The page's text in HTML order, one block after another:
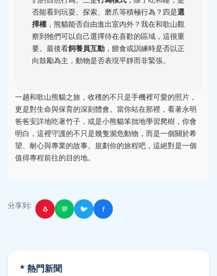
否能看到玩耍、探索、磨爪等積極行為？四是選
擇權 ，熊貓能否自由進出室內外？我在和歌山觀
察到牠們可以自己選擇待在喜歡的區域，這很重
要。最後看飼養員互動 ，餵食或訓練時是否以正
向鼓勵為主，動物是否表現平靜而非緊張。
一趟和歌山熊貓之旅，收穫的不只是手機裡可愛的照片，
更是對生命與保育的深刻體會。當你站在那裡，看著永明
爸爸安詳地吃著竹子，或是小熊貓笨拙地學習爬樹，你會
明白，這裡守護的不只是幾隻瀕危動物，而是一個關於希
望、耐心與專業的故事。規劃你的旅程吧，這絕對是一個
值得專程前往的目的地。
分享到: 🐧 💬 🐦 f
* 熱門新聞